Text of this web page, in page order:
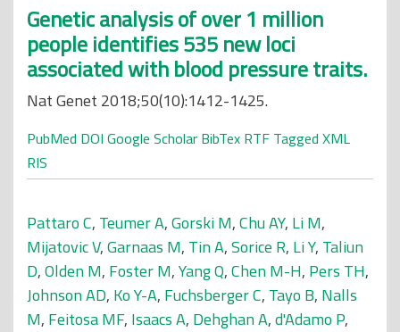
Genetic analysis of over 1 million
people identifies 535 new loci
associated with blood pressure traits.
Nat Genet 2018;50(10):1412-1425.
PubMed DOI Google Scholar BibTex RTF Tagged XML
RIS
Pattaro C, Teumer A,Gorski M,Chu AY, Li M,
Mijatovic V,Garnaas M, Tin A,Sorice R, Li Y, Taliun
D,Olden M, Foster M,Yang Q,Chen M-H, Pers TH,
Johnson AD, Ko Y-A, Fuchsberger C, Tayo B, Nalls
M, Feitosa MF, Isaacs A, Dehghan A,d'Adamo P,